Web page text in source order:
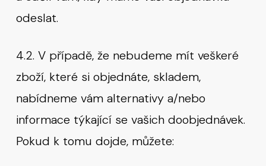
odeslat.
4.2. V případě, že nebudeme mít veškeré
zboží, které si objednáte, skladem,
nabídneme vám alternativy a/nebo
informace týkající se vašich doobjednávek.
Pokud k tomu dojde, můžete: